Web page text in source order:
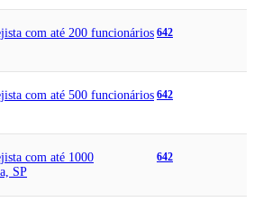
com até 200 funcionários 642
com até 500 funcionários 642
com até 1000
SP
642